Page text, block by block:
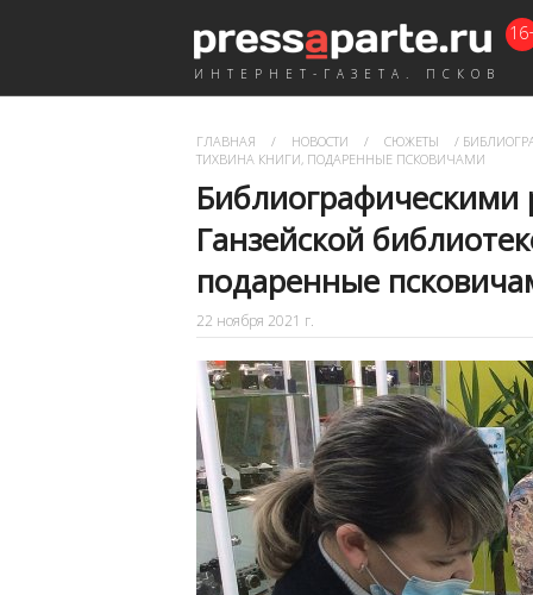
ИНТЕРНЕТ-ГАЗЕТА. ПСКОВ
ГЛАВНАЯ / НОВОСТИ / СЮЖЕТЫ /
ТИХВИНА КНИГИ, ПОДАРЕННЫЕ ПСКОВИЧАМИ
Библиографическими
Ганзейской
подаренные
22 ноября 2021 г.